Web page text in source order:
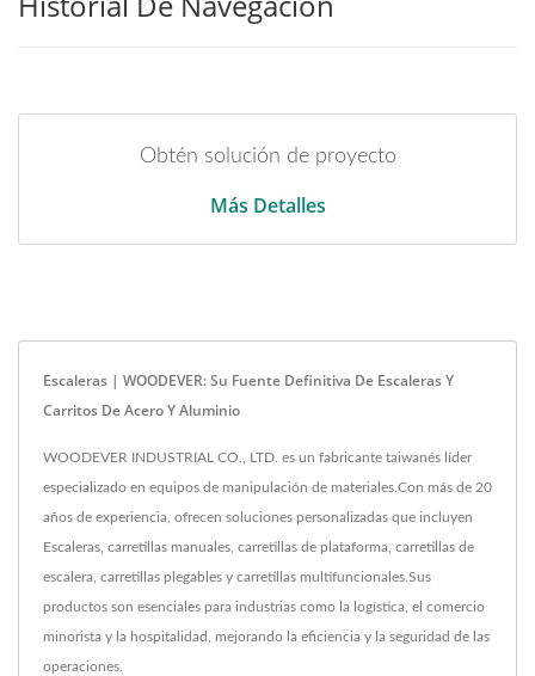
Obtén solución de proyecto
Más Detalles
Escaleras | WOODEVER: Su Fuente Definitiva De Escaleras Y
Carritos De Acero Y Aluminio
WOODEVER INDUSTRIAL CO., LTD. es un fabricante taiwanés líder
especializado en equipos de manipulación de materiales.Con más de 20
años de experiencia, ofrecen soluciones personalizadas que incluyen
Escaleras, carretillas manuales, carretillas de plataforma, carretillas de
escalera, carretillas plegables y carretillas multifuncionales.Sus
productos son esenciales para industrias como la logística, el comercio
minorista y la hospitalidad, mejorando la eficiencia y la seguridad de las
operaciones.